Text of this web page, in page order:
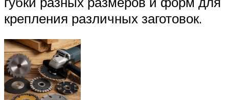
крепления различных заготовок.